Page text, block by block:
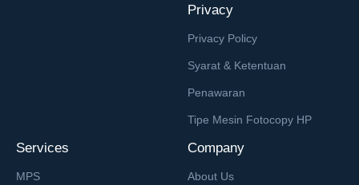
Privacy
Privacy Policy
Syarat & Ketentuan
Penawaran
Tipe Mesin Fotocopy HP
Services
MPS
Company
About Us